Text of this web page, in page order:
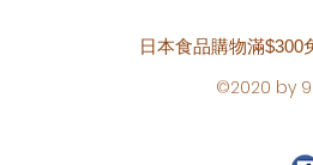
日本食品購物滿$300
©2020 by